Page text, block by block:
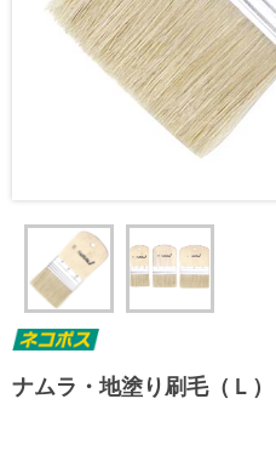
ナムラ・地塗り刷毛（Ｌ